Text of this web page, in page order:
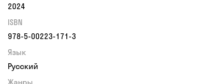
2024
ISBN
978-5-00223-171-3
Язык
Русский